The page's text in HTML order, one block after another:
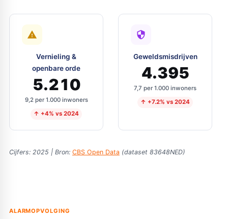
Vernieling &
openbare orde
5.210
9,2 per 1.000 inwoners
↑ +4% vs 2024
Geweldsmisdrijven
4.395
7,7 per 1.000 inwoners
↑ +7.2% vs 2024
Cijfers: 2025 | Bron: CBS Open Data (dataset 83648NED)
ALARMOPVOLGING